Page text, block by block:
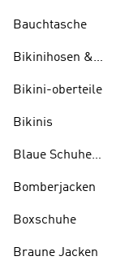
Bauchtasche
Bikinihosen &
Bikini-oberteile
Bikinis
Blaue Schuhe
Bomberjacken
Boxschuhe
Braune Jacken